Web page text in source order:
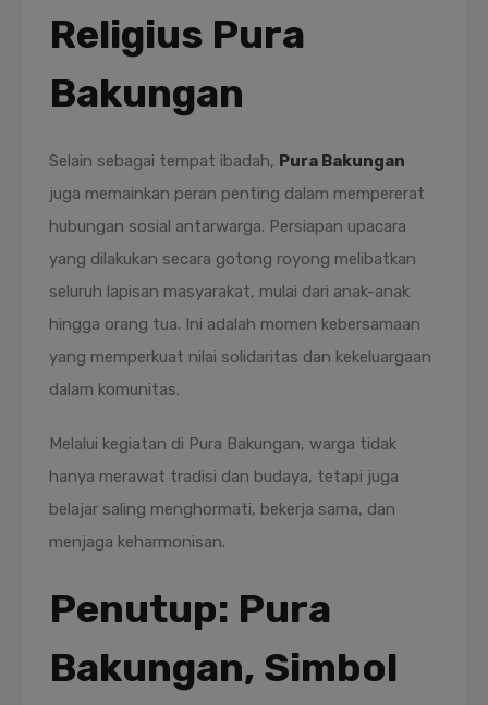
Religius Pura
Bakungan
Selain sebagai tempat ibadah, Pura Bakungan
juga memainkan peran penting dalam mempererat
hubungan sosial antarwarga. Persiapan upacara
yang dilakukan secara gotong royong melibatkan
seluruh lapisan masyarakat, mulai dari anak-anak
hingga orang tua. Ini adalah momen kebersamaan
yang memperkuat nilai solidaritas dan kekeluargaan
dalam komunitas.
Melalui kegiatan di Pura Bakungan, warga tidak
hanya merawat tradisi dan budaya, tetapi juga
belajar saling menghormati, bekerja sama, dan
menjaga keharmonisan.
Penutup: Pura
Bakungan, Simbol